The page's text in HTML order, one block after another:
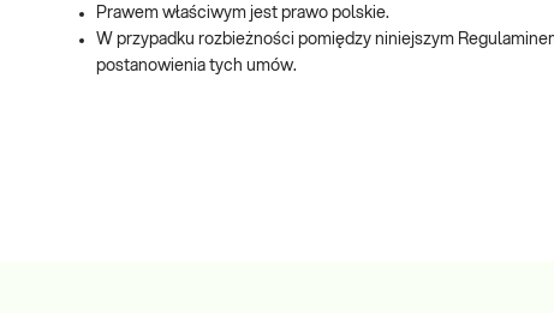
Prawem właściwym jest prawo polskie.
W przypadku rozbieżności pomiędzy niniejszym
postanowienia tych umów.